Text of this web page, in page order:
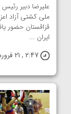
علیرضا دبیر رئیس
ملی کشتی آزاد
قزاقستان حضور
ایران ...
2:47 , 21 فروردین 00